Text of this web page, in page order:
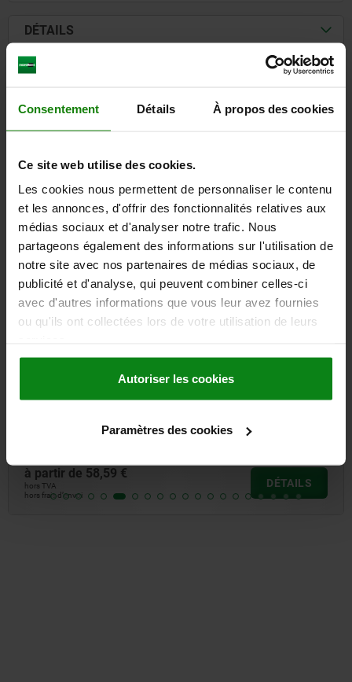
Consentement Détails À propos des cookies
Ce site web utilise des cookies.
Les cookies nous permettent de personnaliser le contenu
et les annonces, d'offrir des fonctionnalités relatives aux
médias sociaux et d'analyser notre trafic. Nous
partageons également des informations sur l'utilisation de
notre site avec nos partenaires de médias sociaux, de
publicité et d'analyse, qui peuvent combiner celles-ci
avec d'autres informations que vous leur avez fournies
ou qu'ils ont collectées lors de votre utilisation de leurs
Autoriser les cookies
Paramètres des cookies
DÉTAILS
TÉLÉCHARGEMENTS
D'autres clients ont
également acheté
05840
Sauterelle à pousser et tirer modèle lourd avec poignée
à partir de 58,59 €
hors TVA
hors frais d’envoi
DÉTAILS